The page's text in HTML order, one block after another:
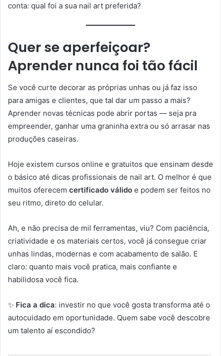
conta: qual foi a sua nail art preferida?
Quer se aperfeiçoar?
Aprender nunca foi tão fácil
Se você curte decorar as próprias unhas ou já faz isso
para amigas e clientes, que tal dar um passo a mais?
Aprender novas técnicas pode abrir portas — seja pra
empreender, ganhar uma graninha extra ou só arrasar nas
produções caseiras.
Hoje existem cursos online e gratuitos que ensinam desde
o básico até dicas profissionais de nail art. O melhor é que
muitos oferecem certificado válido e podem ser feitos no
seu ritmo, direto do celular.
Ah, e não precisa de mil ferramentas, viu? Com paciência,
criatividade e os materiais certos, você já consegue criar
unhas lindas, modernas e com acabamento de salão. E
claro: quanto mais você pratica, mais confiante e
habilidosa você fica.
✨ Fica a dica: investir no que você gosta transforma até o
autocuidado em oportunidade. Quem sabe você descobre
um talento aí escondido?